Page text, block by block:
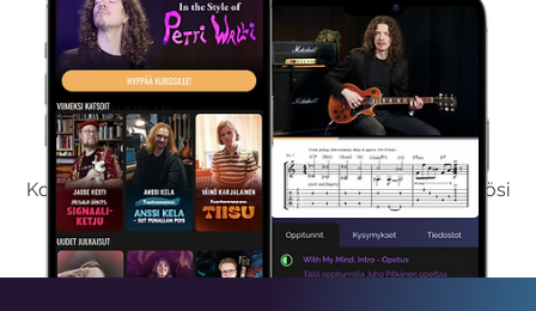
Kokeile Ilmaiseksi
Kokeilemalla ilmaiseksi saat koko sisältömme käyttöösi
viikon ajaksi.